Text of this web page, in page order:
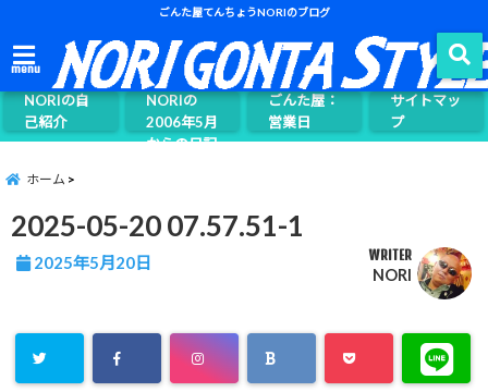
ごんた屋てんちょうNORIのブログ
menu
NORIの自
己紹介
ごんた屋て
んちょう
NORIの
2006年5月
からの日記
ごんた屋：
営業日
サイトマッ
プ
ホーム
2025-05-20 07.57.51-1
2025年5月20日 WRITER
NORI